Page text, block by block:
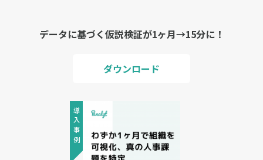
データに基づく仮説検証が1ヶ月→15分に！
ダウンロード
導入事例